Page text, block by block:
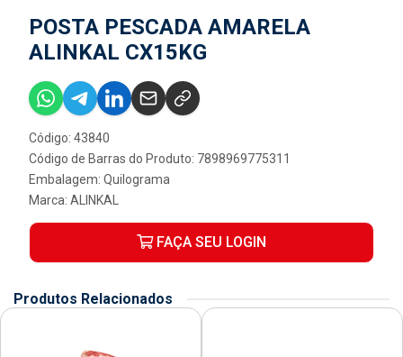
POSTA PESCADA AMARELA
ALINKAL CX15KG
Código: 43840
Código de Barras do Produto: 7898969775311
Embalagem: Quilograma
Marca: ALINKAL
FAÇA SEU LOGIN
Produtos Relacionados